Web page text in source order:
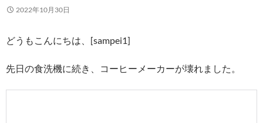
2022年10月30日
どうもこんにちは、[sampei1]
先日の食洗機に続き、コーヒーメーカーが壊れました。